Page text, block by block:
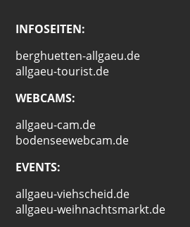
INFOSEITEN:
berghuetten-allgaeu.de
allgaeu-tourist.de
WEBCAMS:
allgaeu-cam.de
bodenseewebcam.de
EVENTS:
allgaeu-viehscheid.de
allgaeu-weihnachtsmarkt.de